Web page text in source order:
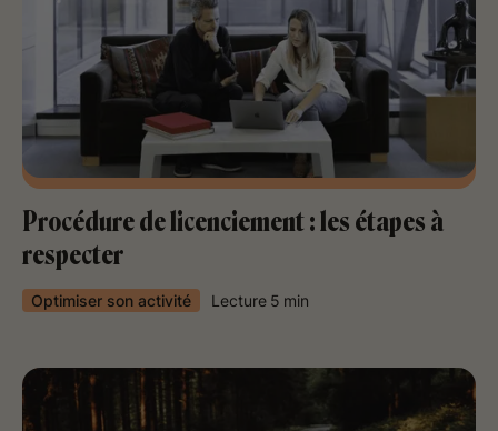
Procédure de licenciement : les étapes à
respecter
Optimiser son activité Lecture 5 min